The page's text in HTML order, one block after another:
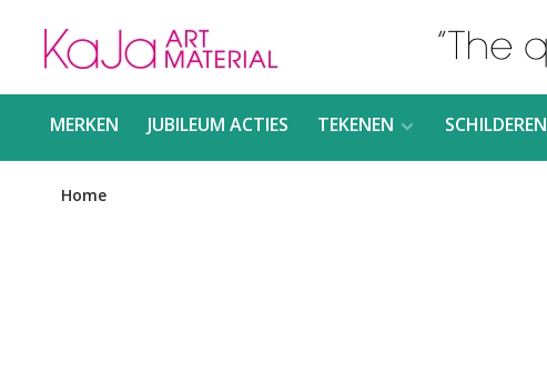
MERKEN JUBILEUM ACTIES TEKENEN SCHILDEREN
Home